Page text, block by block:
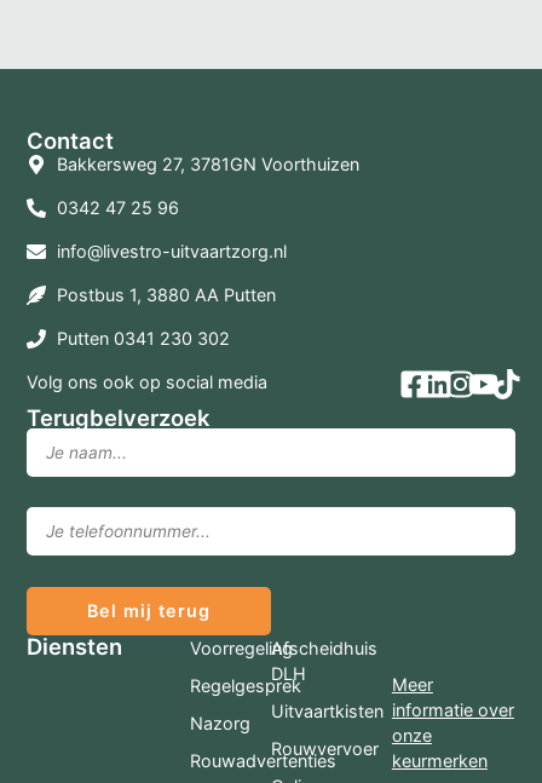
Contact
Bakkersweg 27, 3781GN Voorthuizen
0342 47 25 96
info@livestro-uitvaartzorg.nl
Postbus 1, 3880 AA Putten
Putten 0341 230 302
Volg ons ook op social media
Terugbelverzoek
Bel mij terug
Diensten
Voorregeling
Regelgesprek
Nazorg
Rouwadvertenties
Afscheidhuis
DLH
Uitvaartkisten
Rouwvervoer
Meer
informatie over
onze
keurmerken